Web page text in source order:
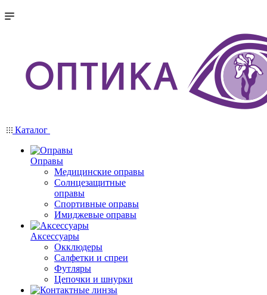
Каталог
Оправы
Медицинские оправы
Солнцезащитные
оправы
Спортивные оправы
Имиджевые оправы
Аксессуары
Окклюдеры
Салфетки и спреи
Футляры
Цепочки и шнурки